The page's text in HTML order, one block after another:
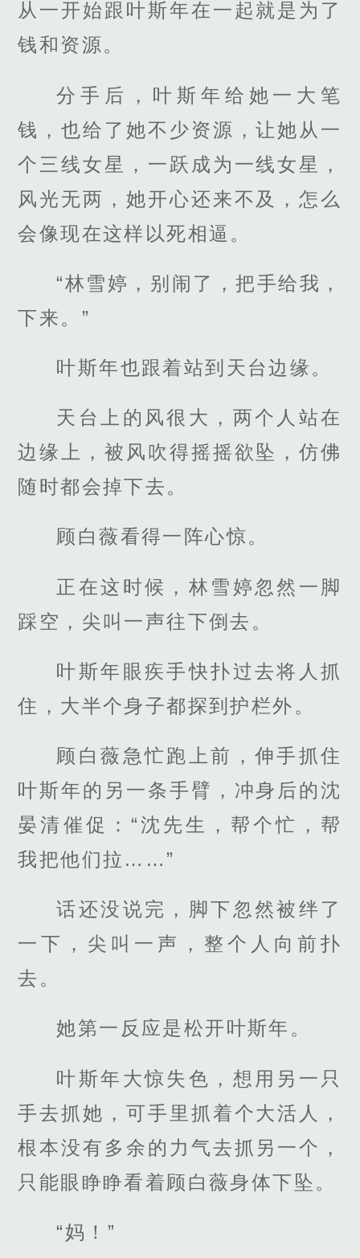
从一开始跟叶斯年在一起就是为了
钱和资源。
分手后，叶斯年给她一大笔
钱，也给了她不少资源，让她从一
个三线女星，一跃成为一线女星，
风光无两，她开心还来不及，怎么
会像现在这样以死相逼。
“林雪婷，别闹了，把手给我，
下来。”
叶斯年也跟着站到天台边缘。
天台上的风很大，两个人站在
边缘上，被风吹得摇摇欲坠，仿佛
随时都会掉下去。
顾白薇看得一阵心惊。
正在这时候，林雪婷忽然一脚
踩空，尖叫一声往下倒去。
叶斯年眼疾手快扑过去将人抓
住，大半个身子都探到护栏外。
顾白薇急忙跑上前，伸手抓住
叶斯年的另一条手臂，冲身后的沈
晏清催促：“沈先生，帮个忙，帮
我把他们拉……”
话还没说完，脚下忽然被绊了
一下，尖叫一声，整个人向前扑
去。
她第一反应是松开叶斯年。
叶斯年大惊失色，想用另一只
手去抓她，可手里抓着个大活人，
根本没有多余的力气去抓另一个，
只能眼睁睁看着顾白薇身体下坠。
“妈！”